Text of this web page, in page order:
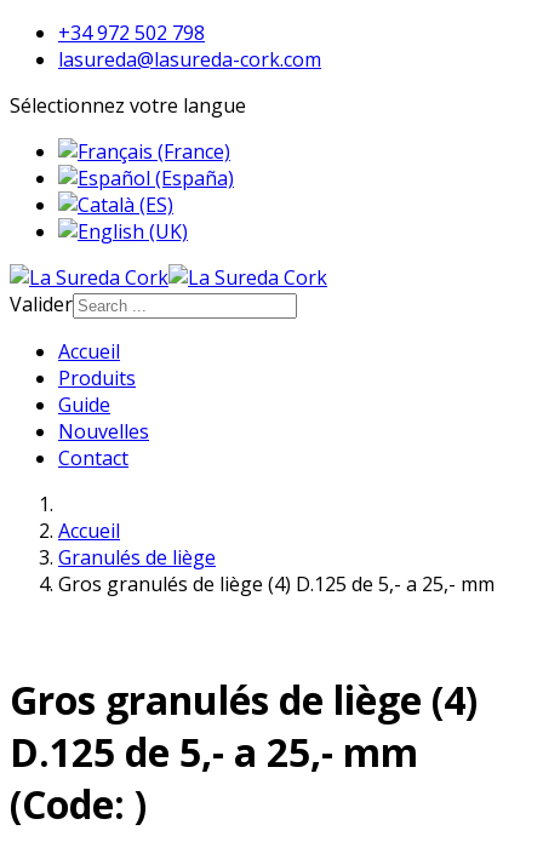
+34 972 502 798
lasureda@lasureda-cork.com
Sélectionnez votre langue
Valider
Accueil
Produits
Guide
Nouvelles
Contact
Accueil
Granulés de liège
Gros granulés de liège (4) D.125 de 5,- a 25,- mm
Gros granulés de liège (4)
D.125 de 5,- a 25,- mm
(Code: )